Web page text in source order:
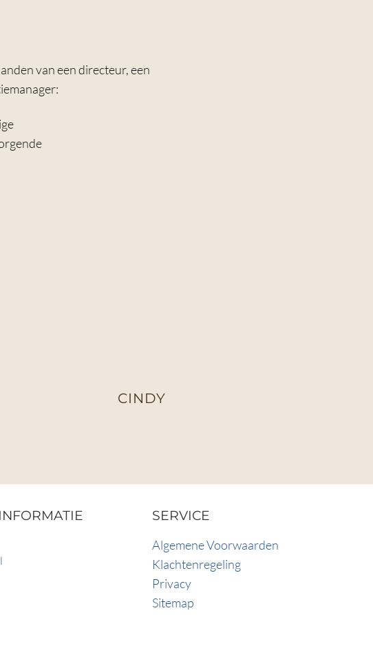
van een directeur, een
CINDY
SERVICE
Algemene Voorwaarden
Klachtenregeling
Privacy
Sitemap